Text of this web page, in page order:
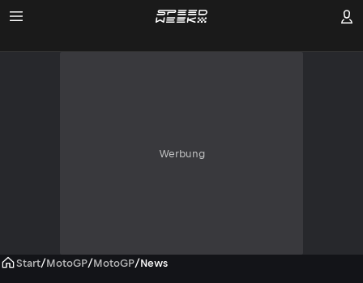
Werbung
Start/MotoGP/MotoGP/News